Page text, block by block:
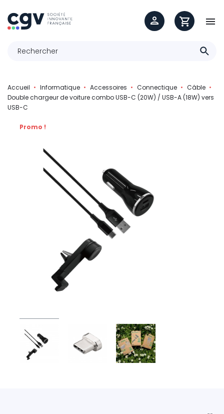

Accueil Informatique Accessoires Connectique
Câble
Double chargeur de voiture combo USB-C (20W) / USB-A (18W) vers
USB-C
Promo !